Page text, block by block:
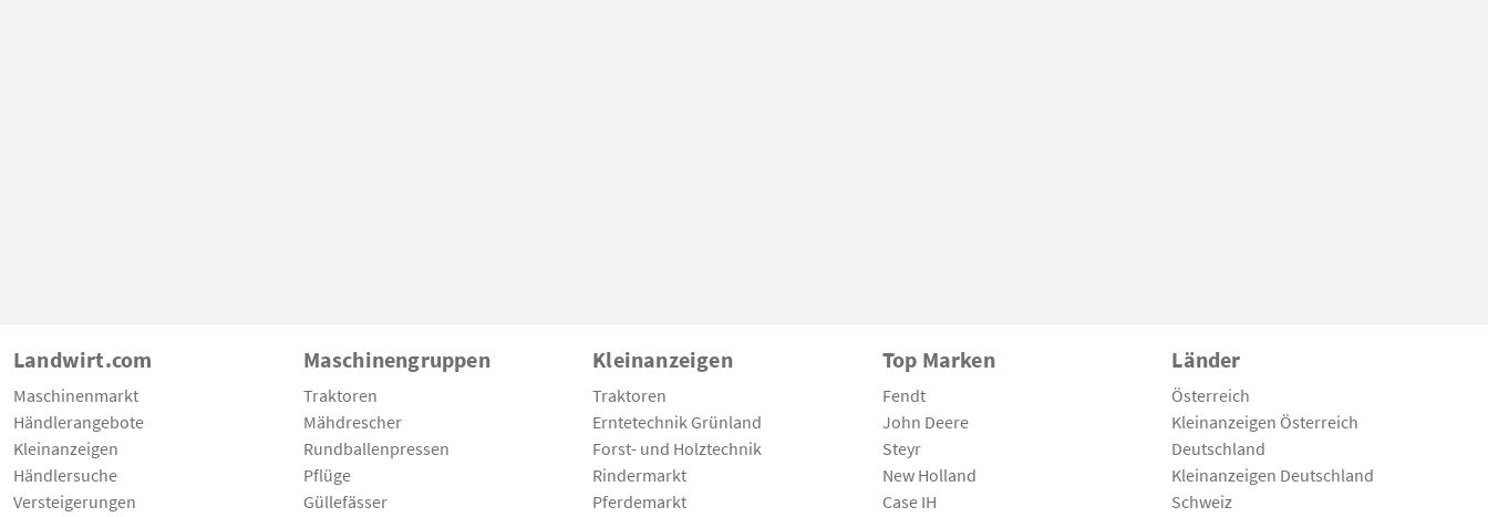
Landwirt.com
Maschinenmarkt
Händlerangebote
Kleinanzeigen
Händlersuche
Versteigerungen
Maschinengruppen
Traktoren
Mähdrescher
Rundballenpressen
Pflüge
Güllefässer
Kleinanzeigen
Traktoren
Erntetechnik Grünland
Forst- und Holztechnik
Rindermarkt
Pferdemarkt
Top Marken
Fendt
John Deere
Steyr
New Holland
Case IH
Länder
Österreich
Kleinanzeigen Österreich
Deutschland
Kleinanzeigen Deutschland
Schweiz